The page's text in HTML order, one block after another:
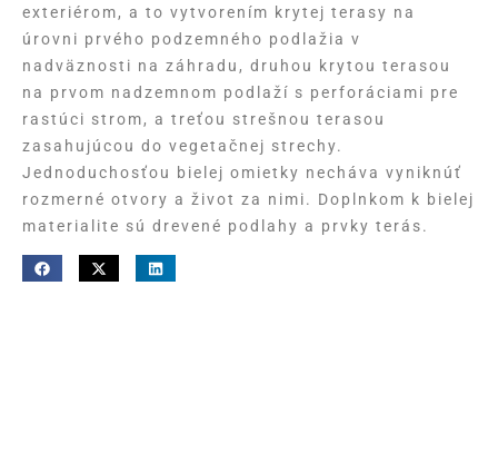
exteriérom, a to vytvorením krytej terasy na
úrovni prvého podzemného podlažia v
nadväznosti na záhradu, druhou krytou terasou
na prvom nadzemnom podlaží s perforáciami pre
rastúci strom, a treťou strešnou terasou
zasahujúcou do vegetačnej strechy.
Jednoduchosťou bielej omietky necháva vyniknúť
rozmerné otvory a život za nimi. Doplnkom k bielej
materialite sú drevené podlahy a prvky terás.